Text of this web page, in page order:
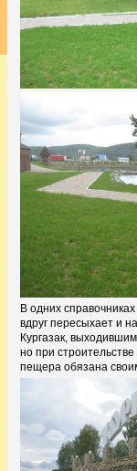
В одних
вдруг пересыхает и
Кургазак,
но при
пещера обязана